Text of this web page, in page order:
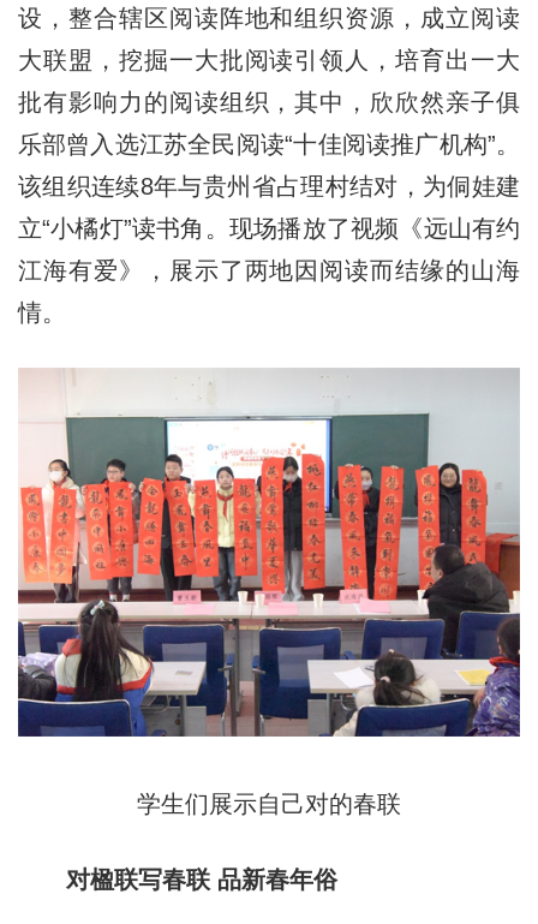
设，整合辖区阅读阵地和组织资源，成立阅读
大联盟，挖掘一大批阅读引领人，培育出一大
批有影响力的阅读组织，其中，欣欣然亲子俱
乐部曾入选江苏全民阅读“十佳阅读推广机构”。
该组织连续8年与贵州省占理村结对，为侗娃建
立“小橘灯”读书角。现场播放了视频《远山有约
江海有爱》，展示了两地因阅读而结缘的山海
情。
学生们展示自己对的春联
对楹联写春联 品新春年俗